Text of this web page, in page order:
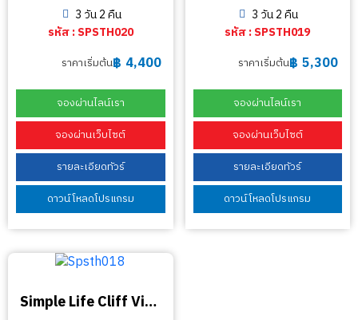
3 วัน 2 คืน
รหัส : SPSTH020
ราคาเริ่มต้น฿ 4,400
จองผ่านไลน์เรา
จองผ่านเว็บไซต์
รายละเอียดทัวร์
ดาวน์โหลดโปรแกรม
3 วัน 2 คืน
รหัส : SPSTH019
ราคาเริ่มต้น฿ 5,300
จองผ่านไลน์เรา
จองผ่านเว็บไซต์
รายละเอียดทัวร์
ดาวน์โหลดโปรแกรม
Simple Life Cliff View Resort